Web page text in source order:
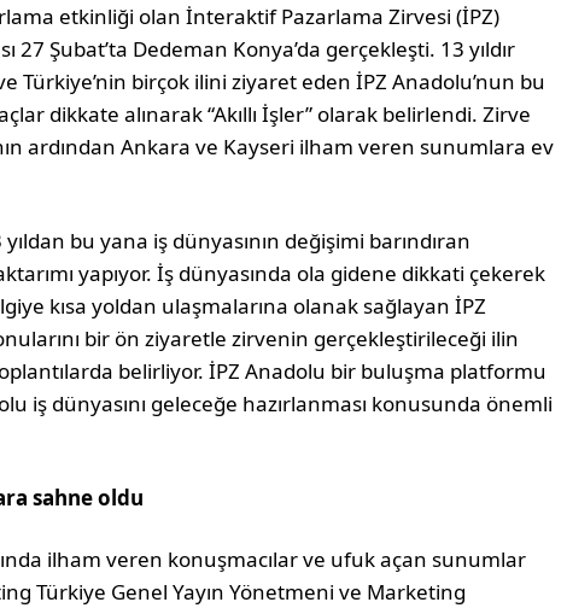
etkinliği olan İnteraktif Pazarlama Zirvesi (İPZ)
27 Şubat’ta Dedeman Konya’da gerçekleşti. 13 yıldır
Türkiye’nin birçok ilini ziyaret eden İPZ Anadolu’nun bu
dikkate alınarak “Akıllı İşler” olarak belirlendi. Zirve
ardından Ankara ve Kayseri ilham veren sunumlara ev
bu yana iş dünyasının değişimi barındıran
yapıyor. İş dünyasında ola gidene dikkati çekerek
kısa yoldan ulaşmalarına olanak sağlayan İPZ
bir ön ziyaretle zirvenin gerçekleştirileceği ilin
belirliyor. İPZ Anadolu bir buluşma platformu
iş dünyasını geleceğe hazırlanması konusunda önemli
sahne oldu
ilham veren konuşmacılar ve ufuk açan sunumlar
Türkiye Genel Yayın Yönetmeni ve Marketing